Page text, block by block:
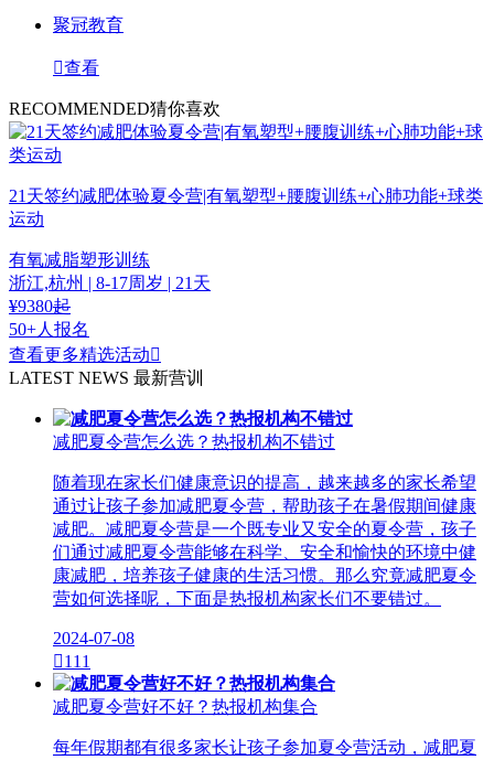
聚冠教育
查看
RECOMMENDED猜你喜欢
21天签约减肥体验夏令营|有氧塑型+腰腹训练+心肺功能+球类
运动
有氧减脂塑形训练
浙江,杭州 | 8-17周岁 | 21天
¥9380起
50+人报名
查看更多精选活动
LATEST NEWS 最新营训
减肥夏令营怎么选？热报机构不错过
随着现在家长们健康意识的提高，越来越多的家长希望
通过让孩子参加减肥夏令营，帮助孩子在暑假期间健康
减肥。减肥夏令营是一个既专业又安全的夏令营，孩子
们通过减肥夏令营能够在科学、安全和愉快的环境中健
康减肥，培养孩子健康的生活习惯。那么究竟减肥夏令
营如何选择呢，下面是热报机构家长们不要错过。
2024-07-08
111
减肥夏令营好不好？热报机构集合
每年假期都有很多家长让孩子参加夏令营活动，减肥夏